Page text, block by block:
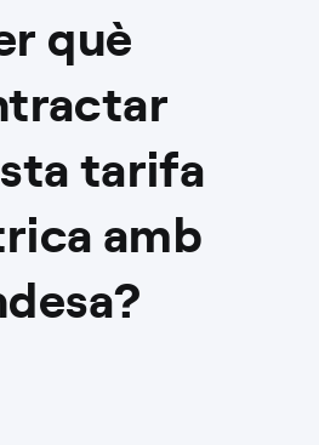
què
tarifa
amb